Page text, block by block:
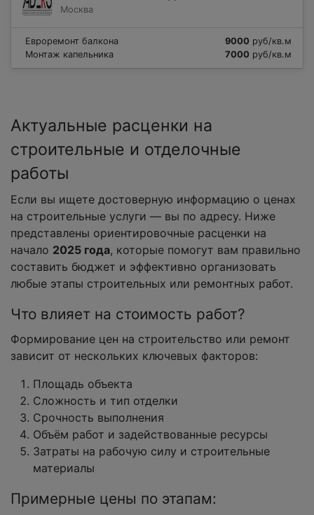
Москва
Евроремонт балкона 9000 руб/кв.м
Монтаж капельника
7000 руб/кв.м
Актуальные расценки на
строительные и отделочные
работы
Если вы ищете достоверную информацию о ценах
на строительные услуги — вы по адресу. Ниже
представлены ориентировочные расценки на
начало 2025 года, которые помогут вам правильно
составить бюджет и эффективно организовать
любые этапы строительных или ремонтных работ.
Что влияет на стоимость работ?
Формирование цен на строительство или ремонт
зависит от нескольких ключевых факторов:
Площадь объекта
Сложность и тип отделки
Срочность выполнения
Объём работ и задействованные ресурсы
Затраты на рабочую силу и строительные
материалы
Примерные цены по этапам: